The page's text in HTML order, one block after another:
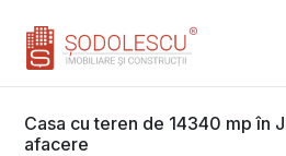
Casa cu teren de 14340 mp în
afacere